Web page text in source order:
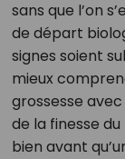
sans que l’on
de départ
signes soient
mieux
grossesse
de la finesse
bien avant